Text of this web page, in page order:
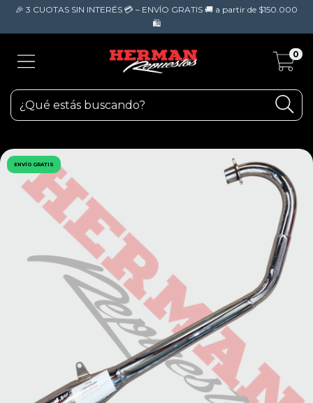
🎉 3 CUOTAS SIN INTERÉS 💳 – ENVÍO GRATIS 🚚 a partir de $150.000
🛍️
0
ENVÍO GRATIS